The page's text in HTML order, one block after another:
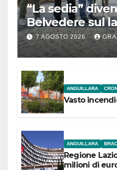
“La sedia”
Belvedere sul
Bracciano: ieri
l’inaugurazione
7 AGOSTO 2026
ANGUILLARA
Vasto
ANGUILLARA
Regione
milioni di